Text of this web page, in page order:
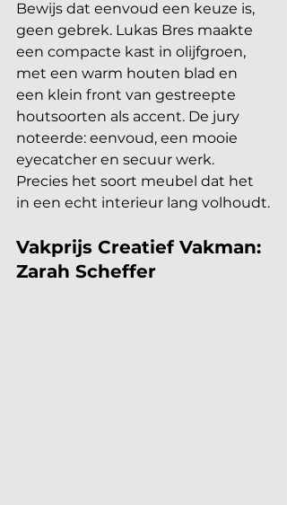
Bewijs dat eenvoud een keuze is,
geen gebrek. Lukas Bres maakte
een compacte kast in olijfgroen,
met een warm houten blad en
een klein front van gestreepte
houtsoorten als accent. De jury
noteerde: eenvoud, een mooie
eyecatcher en secuur werk.
Precies het soort meubel dat het
in een echt interieur lang volhoudt.
Vakprijs Creatief Vakman:
Zarah Scheffer